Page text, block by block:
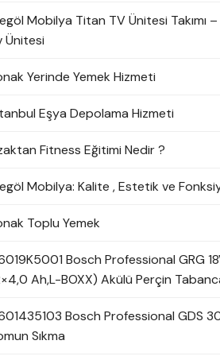
Mobilya Titan TV Ünitesi Takımı
Ünitesi
Yerinde Yemek Hizmeti
Eşya Depolama Hizmeti
Fitness Eğitimi Nedir ?
Mobilya: Kalite , Estetik ve
Toplu Yemek
Bosch Professional GRG
Ah,L-BOXX) Akülü Perçin
Bosch Professional GDS
Sıkma